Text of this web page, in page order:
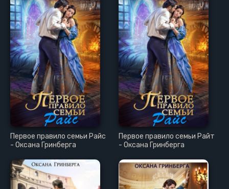
Первое правило семьи Райс
- Оксана Гринберга
Первое правило семьи Райт
- Оксана Гринберга